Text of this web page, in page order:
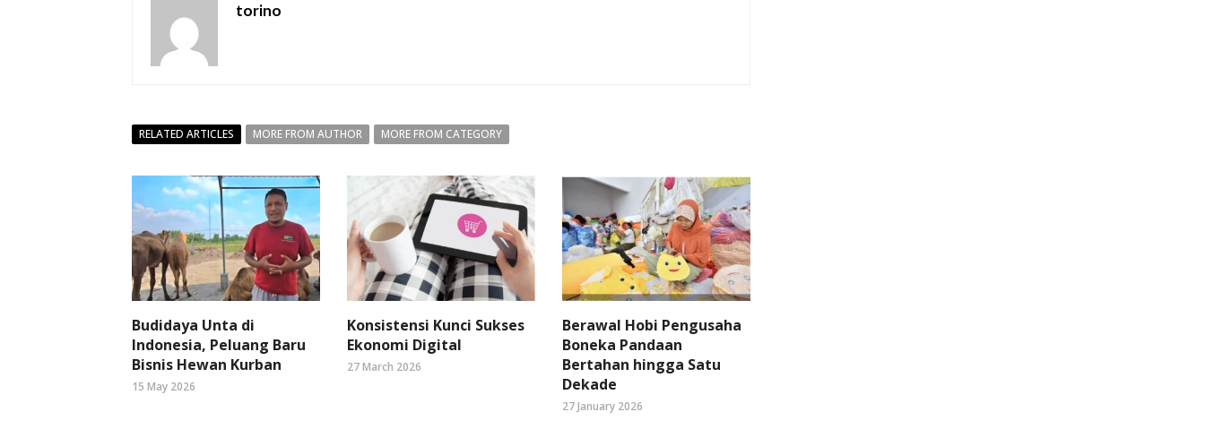
torino
RELATED ARTICLES MORE FROM AUTHOR MORE FROM CATEGORY
Budidaya Unta di
Indonesia, Peluang Baru
Bisnis Hewan Kurban
15 May 2026
Konsistensi Kunci Sukses
Ekonomi Digital
27 March 2026
Berawal Hobi Pengusaha
Boneka Pandaan
Bertahan hingga Satu
Dekade
27 January 2026